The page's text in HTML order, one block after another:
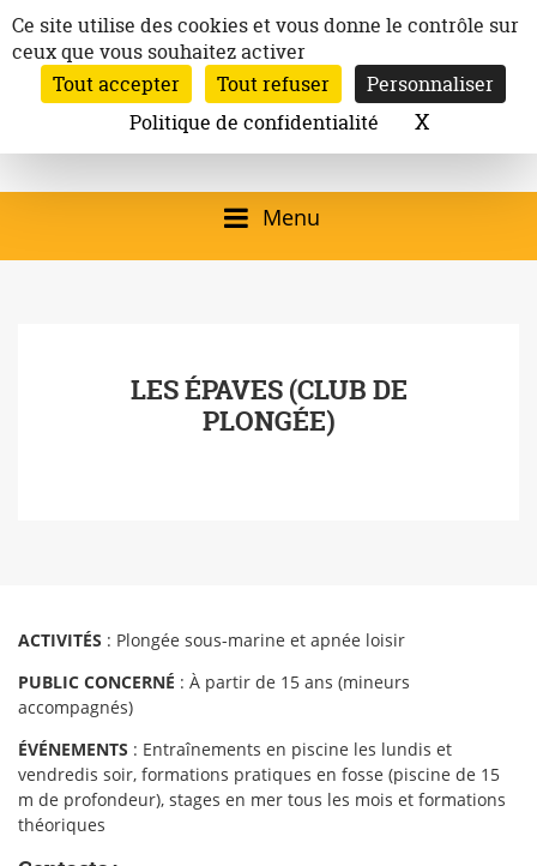
au
contenu
Ville de
Launaguet
Site officiel de la
Mairie de
Launaguet (31140)
qui présente la ville,
programmation
culturelle, la vie
Inscription à la newsletter
Email:
Rechercher
Menu
LES ÉPAVES (CLUB DE
PLONGÉE)
ACTIVITÉS : Plongée sous-marine et apnée loisir
PUBLIC CONCERNÉ : À partir de 15 ans (mineurs
accompagnés)
ÉVÉNEMENTS : Entraînements en piscine les lundis et
vendredis soir, formations pratiques en fosse (piscine de 15
m de profondeur), stages en mer tous les mois et formations
théoriques
Panneau de gestion des cookies
Ce site utilise des cookies et vous donne le contrôle sur
ceux que vous souhaitez activer
Tout accepter
Tout refuser
Personnaliser
Politique de confidentialité
XMasquer